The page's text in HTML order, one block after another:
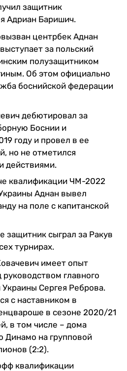
защитник
Адриан Баришич.
центрбек Аднан
за польский
полузащитником
Об этом официально
боснийской федерации
дебютировал за
Боснии и
году и провел в ее
но не отметился
действиями.
квалификации ЧМ-2022
Аднан вывел
на поле с капитанской
защитник сыграл за Ракув
турнирах.
имеет опыт
главного
Сергея Реброва.
с наставником в
в сезоне 2020/21
в том числе – дома
Динамо на групповой
(2:2).
квалификации